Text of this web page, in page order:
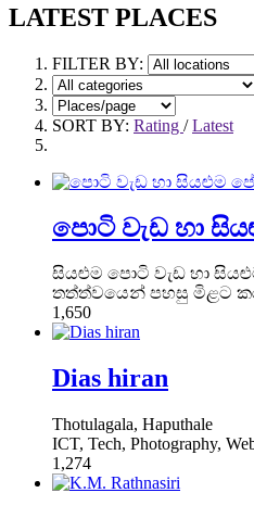
LATEST PLACES
FILTER BY:
SORT BY: Rating /Latest
පොටි වැඩ හා
සියළුම පොටි වැඩ හා
තත්ත්වයෙන් පහසු මිළට
1,650
Dias hiran
Thotulagala, Haputhale
ICT, Tech, Photography,
1,274